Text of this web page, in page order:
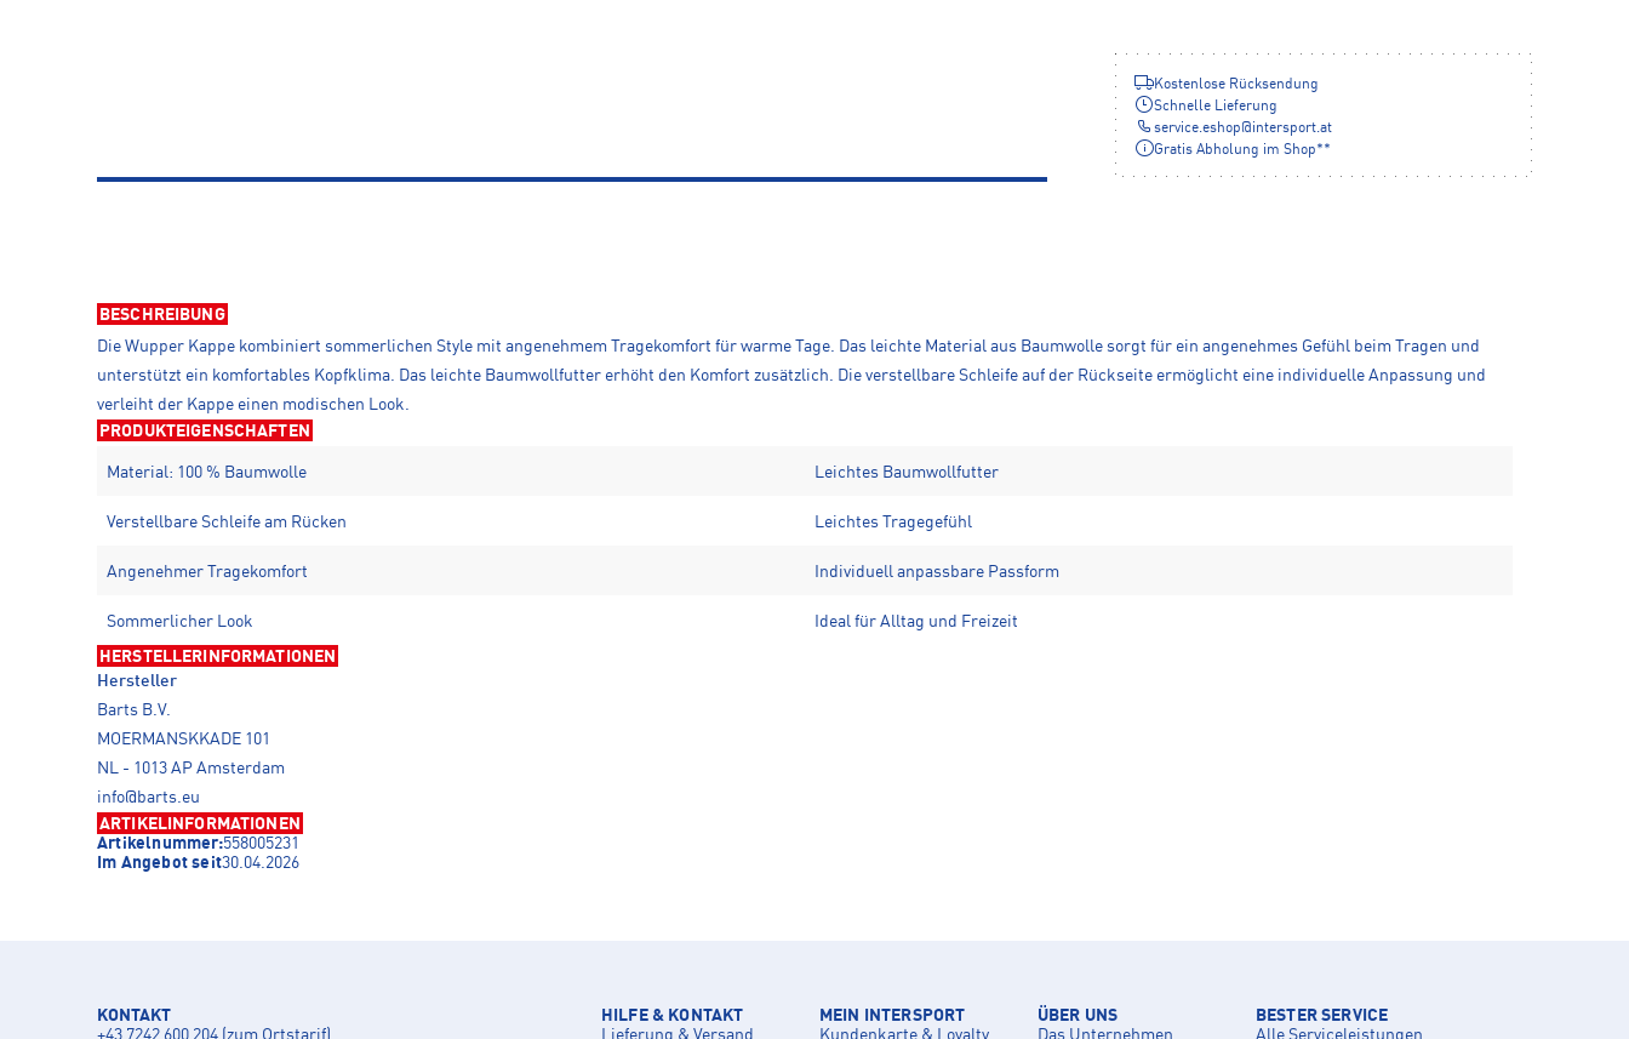
Kostenlose Rücksendung
Schnelle Lieferung
service.eshop@intersport.at
Gratis Abholung im Shop**
BESCHREIBUNG
Die Wupper Kappe kombiniert sommerlichen Style mit angenehmem Tragekomfort für warme Tage. Das leichte Material aus Baumwolle sorgt für ein angenehmes Gefühl beim Tragen und
unterstützt ein komfortables Kopfklima. Das leichte Baumwollfutter erhöht den Komfort zusätzlich. Die verstellbare Schleife auf der Rückseite ermöglicht eine individuelle Anpassung und
verleiht der Kappe einen modischen Look.
PRODUKTEIGENSCHAFTEN
Material: 100 % Baumwolle Leichtes Baumwollfutter
Verstellbare Schleife am Rücken Leichtes Tragegefühl
Angenehmer Tragekomfort Individuell anpassbare Passform
Sommerlicher Look Ideal für Alltag und Freizeit
HERSTELLERINFORMATIONEN
Hersteller
Barts B.V.
MOERMANSKKADE 101
NL - 1013 AP Amsterdam
info@barts.eu
ARTIKELINFORMATIONEN
Artikelnummer:558005231
Im Angebot seit30.04.2026
KONTAKT
+43 7242 600 204 (zum Ortstarif)
HILFE & KONTAKT
Lieferung & Versand
MEIN INTERSPORT
Kundenkarte & Loyalty
ÜBER UNS
Das Unternehmen
BESTER SERVICE
Alle Serviceleistungen